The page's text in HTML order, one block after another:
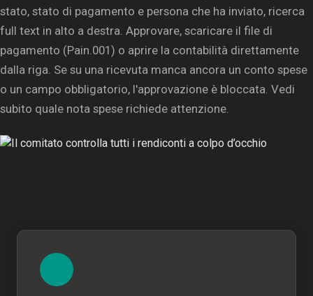
stato, stato di pagamento e persona che ha inviato, ricerca
full text in alto a destra. Approvare, scaricare il file di
pagamento (Pain.001) o aprire la contabilità direttamente
dalla riga. Se su una ricevuta manca ancora un conto spese
o un campo obbligatorio, l'approvazione è bloccata. Vedi
subito quale nota spese richiede attenzione.